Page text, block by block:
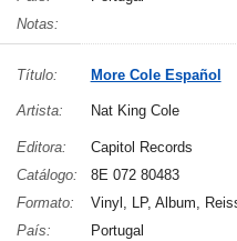
Notas:
Título: More Cole Español
Artista: Nat King Cole
Editora:
Capitol Records
Catálogo:
8E 072 80483
Formato:
Vinyl, LP, Album,
País:
Portugal